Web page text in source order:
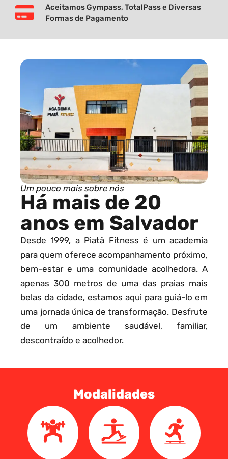
Aceitamos Gympass, TotalPass e Diversas
Formas de Pagamento
Um pouco mais sobre nós
Há mais de 20
anos em Salvador
Desde 1999, a Piatã Fitness é um academia
para quem oferece acompanhamento próximo,
bem-estar e uma comunidade acolhedora. A
apenas 300 metros de uma das praias mais
belas da cidade, estamos aqui para guiá-lo em
uma jornada única de transformação. Desfrute
de um ambiente saudável, familiar,
descontraído e acolhedor.
Modalidades